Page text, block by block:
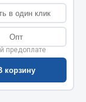
в один клик
Опт
предоплате
корзину